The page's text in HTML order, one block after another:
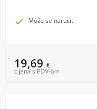
 Može se naručiti
19,69 €
cijena s PDV-om